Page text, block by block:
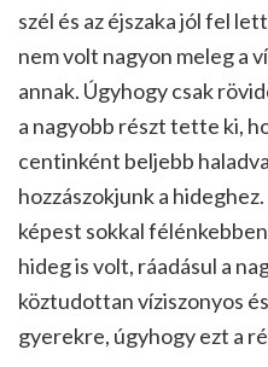
szél és az éjszaka jól fel
nem volt nagyon meleg a
annak. Úgyhogy csak
a nagyobb részt tette ki,
centinként beljebb
hozzászokjunk a
képest sokkal
hideg is volt, ráadásul a
köztudottan víziszonyos
gyerekre, úgyhogy ezt a